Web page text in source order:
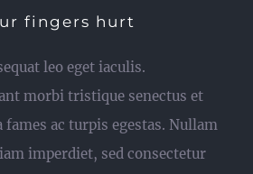
fingers hurt
leo eget iaculis.
morbi tristique senectus et
fames ac turpis egestas. Nullam
imperdiet, sed consectetur